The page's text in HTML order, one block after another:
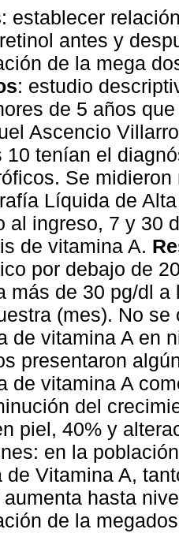
: establecer
antes y
de la mega
: estudio
de 5 años
Ascencio
10 tenían el
Se
Líquida de
al ingreso, 7 y 30
de vitamina A.
por debajo de
más de 30 pg/dl
(mes). No
de vitamina A en
presentaron
de vitamina A
del
piel, 40% y
en la
de Vitamina A,
hasta
de la